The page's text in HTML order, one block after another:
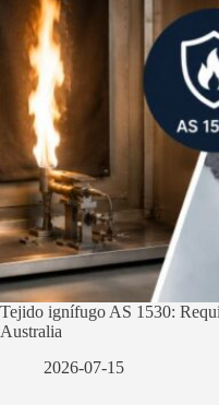
Tejido ignífugo AS 1530:
Australia
2026-07-15